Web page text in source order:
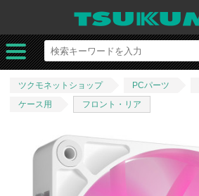
ツクモネットショップ PCパーツ
ケース用
フロント・リア